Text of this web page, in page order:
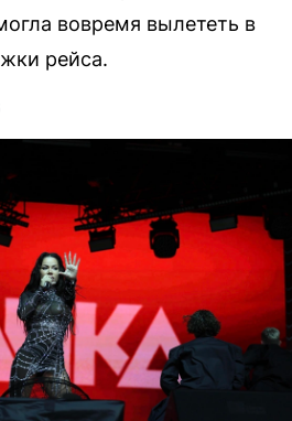
вовремя вылететь в
рейса.